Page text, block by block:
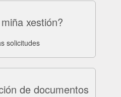
xestión?
solicitudes
de documentos